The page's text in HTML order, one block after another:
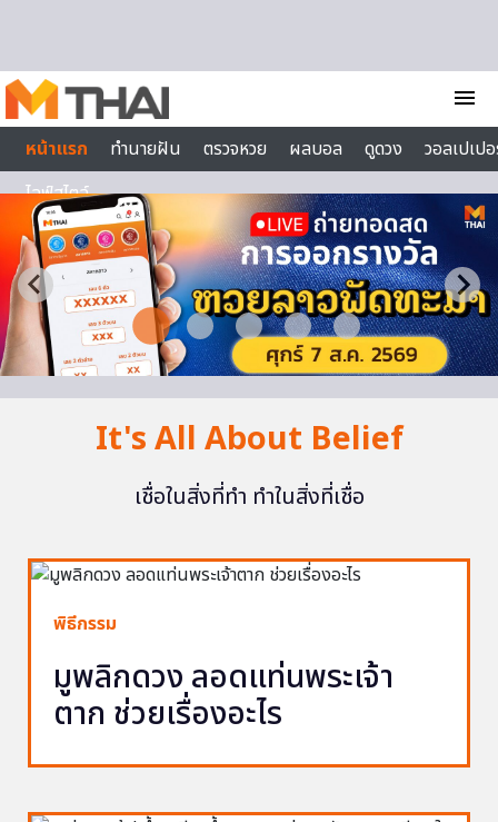
menu
หน้าแรก
ทำนายฝัน ตรวจหวย ผลบอล ดูดวง
วอลเปเป
ไลฟ์สไตล์
It's All About Belief
เชื่อในสิ่งที่ทำ ทำในสิ่งที่เชื่อ
พิธีกรรม
มูพลิกดวง ลอดแท่นพระเจ้า
ตาก ช่วยเรื่องอะไร